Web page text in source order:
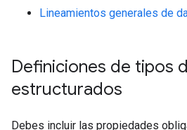
Lineamientos generales de
Definiciones de tipos
estructurados
Debes incluir las propiedades